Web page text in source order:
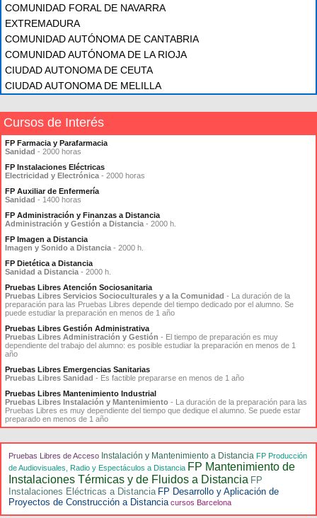
COMUNIDAD FORAL DE NAVARRA
EXTREMADURA
COMUNIDAD AUTÓNOMA DE CANTABRIA
COMUNIDAD AUTÓNOMA DE LA RIOJA
CIUDAD AUTONOMA DE CEUTA
CIUDAD AUTONOMA DE MELILLA
Cursos de Interés
FP Farmacia y Parafarmacia
Sanidad - 2000 horas
FP Instalaciones Eléctricas
Electricidad y Electrónica - 2000 horas
FP Auxiliar de Enfermería
Sanidad - 1400 horas
FP Administración y Finanzas a Distancia
Administración y Gestión a Distancia - 2000 h.
FP Imagen a Distancia
Imagen y Sonido a Distancia - 2000 h.
FP Dietética a Distancia
Sanidad a Distancia - 2000 h.
Pruebas Libres Atención Sociosanitaria
Pruebas Libres Servicios Socioculturales y a la Comunidad - La duración de la
preparación para las Pruebas Libres depende del tiempo dedicado por el alumno. Se
puede estudiar la preparación en menos de 1 año
Pruebas Libres Gestión Administrativa
Pruebas Libres Administración y Gestión - El tiempo de preparación es muy
dependiente del trabajo del alumno: es posible estudiar la preparación en menos de 1
año
Pruebas Libres Emergencias Sanitarias
Pruebas Libres Sanidad - Es factible prepararse en menos de 1 año
Pruebas Libres Mantenimiento Industrial
Pruebas Libres Instalación y Mantenimiento - La duración de la preparación para las
Pruebas Libres es muy dependiente del tiempo que dedique el alumno. Se puede estar
preparado en menos de 1 año
Pruebas Libres de Acceso Instalación y Mantenimiento a Distancia FP Producción
de Audiovisuales, Radio y Espectáculos a Distancia FP Mantenimiento de
Instalaciones Térmicas y de Fluidos a Distancia FP
Instalaciones Eléctricas a Distancia FP Desarrollo y Aplicación de
Proyectos de Construcción a Distancia cursos Barcelona